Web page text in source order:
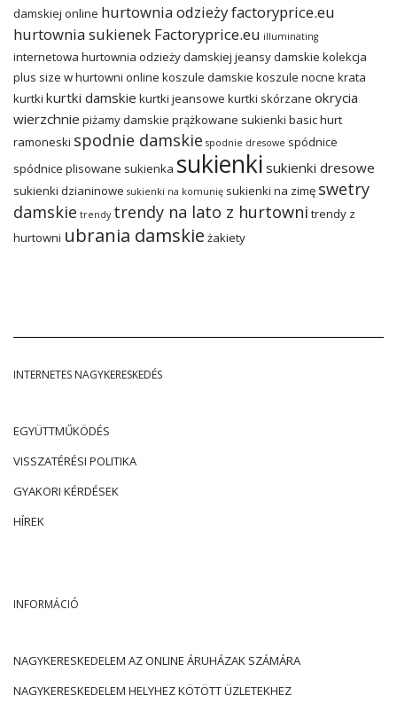
damskiej online hurtownia odzieży factoryprice.eu
hurtownia sukienek Factoryprice.eu illuminating
internetowa hurtownia odzieży damskiej jeansy damskie kolekcja
plus size w hurtowni online koszule damskie koszule nocne krata
kurtki kurtki damskie kurtki jeansowe kurtki skórzane okrycia
wierzchnie piżamy damskie prążkowane sukienki basic hurt
ramoneski spodnie damskie spodnie dresowe spódnice
spódnice plisowane sukienka sukienki sukienki dresowe
sukienki dzianinowe sukienki na komunię sukienki na zimę swetry
damskie trendy trendy na lato z hurtowni trendy z
hurtowni ubrania damskie żakiety
INTERNETES NAGYKERESKEDÉS
EGYÜTTMŰKÖDÉS
VISSZATÉRÉSI POLITIKA
GYAKORI KÉRDÉSEK
HÍREK
INFORMÁCIÓ
NAGYKERESKEDELEM AZ ONLINE ÁRUHÁZAK SZÁMÁRA
NAGYKERESKEDELEM HELYHEZ KÖTÖTT ÜZLETEKHEZ